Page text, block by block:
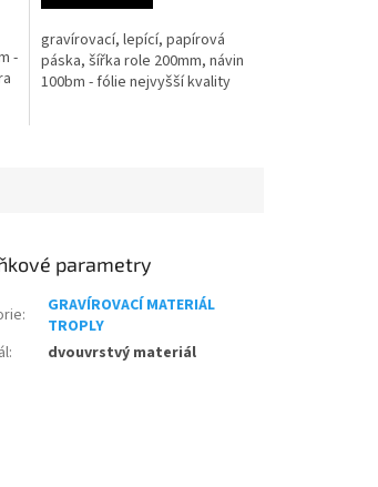
-
gravírovací, lepící, papírová
páska, šířka role 200mm, návin
100bm - fólie nejvyšší kvality
parametry
:
GRAVÍROVACÍ MATERIÁL
TROPLY
: dvouvrstvý materiál